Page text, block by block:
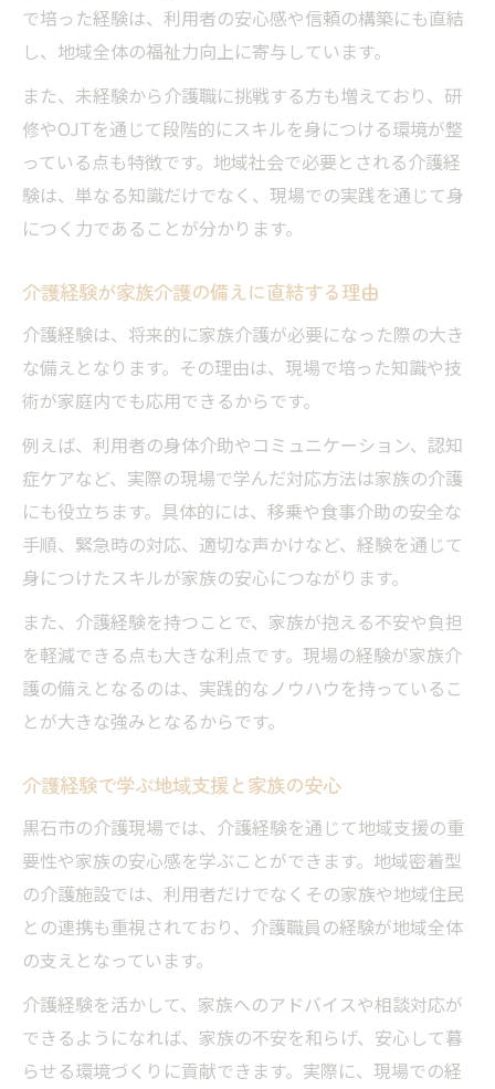
で培った経験は、利用者の安心感や信頼の構築にも直結
し、地域全体の福祉力向上に寄与しています。
また、未経験から介護職に挑戦する方も増えており、研
修やOJTを通じて段階的にスキルを身につける環境が整
っている点も特徴です。地域社会で必要とされる介護経
験は、単なる知識だけでなく、現場での実践を通じて身
につく力であることが分かります。
介護経験が家族介護の備えに直結する理由
介護経験は、将来的に家族介護が必要になった際の大き
な備えとなります。その理由は、現場で培った知識や技
術が家庭内でも応用できるからです。
例えば、利用者の身体介助やコミュニケーション、認知
症ケアなど、実際の現場で学んだ対応方法は家族の介護
にも役立ちます。具体的には、移乗や食事介助の安全な
手順、緊急時の対応、適切な声かけなど、経験を通じて
身につけたスキルが家族の安心につながります。
また、介護経験を持つことで、家族が抱える不安や負担
を軽減できる点も大きな利点です。現場の経験が家族介
護の備えとなるのは、実践的なノウハウを持っているこ
とが大きな強みとなるからです。
介護経験で学ぶ地域支援と家族の安心
黒石市の介護現場では、介護経験を通じて地域支援の重
要性や家族の安心感を学ぶことができます。地域密着型
の介護施設では、利用者だけでなくその家族や地域住民
との連携も重視されており、介護職員の経験が地域全体
の支えとなっています。
介護経験を活かして、家族へのアドバイスや相談対応が
できるようになれば、家族の不安を和らげ、安心して暮
らせる環境づくりに貢献できます。実際に、現場での経